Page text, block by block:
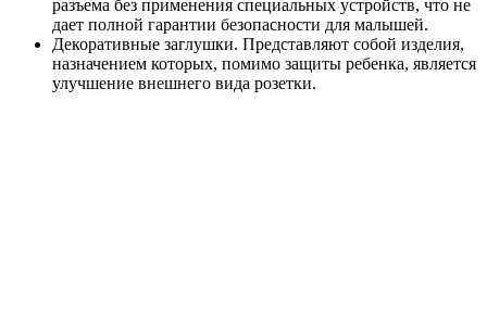
разъема без применения специальных устройств, что не
дает полной гарантии безопасности для малышей.
Декоративные заглушки. Представляют собой изделия,
назначением которых, помимо защиты ребенка, является
улучшение внешнего вида розетки.